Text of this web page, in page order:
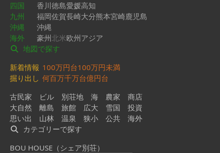
四国
香川徳島愛媛高知
九州
福岡佐賀長崎大分熊本宮崎鹿児島
沖縄
沖縄
海外
豪州北米欧州アジア
地図で探す
新着情報 100万円台100万円未満
掘り出し 何百万千万台億円台
古民家
ビル 別荘地 海 農家
商店
大自然
離島 旅館 広大 雪国
投資
思い出
山林 温泉 狭小 公共
海外
カテゴリーで探す
BOU HOUSE（シェア別荘）